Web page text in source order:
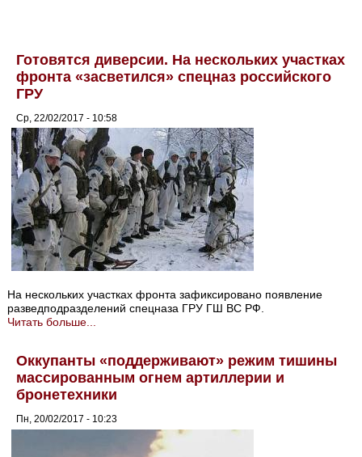
Готовятся диверсии. На нескольких участках
фронта «засветился» спецназ российского
ГРУ
Ср, 22/02/2017 - 10:58
На нескольких участках фронта зафиксировано появление
разведподразделений спецназа ГРУ ГШ ВС РФ.
Читать больше...
Оккупанты «поддерживают» режим тишины
массированным огнем артиллерии и
бронетехники
Пн, 20/02/2017 - 10:23